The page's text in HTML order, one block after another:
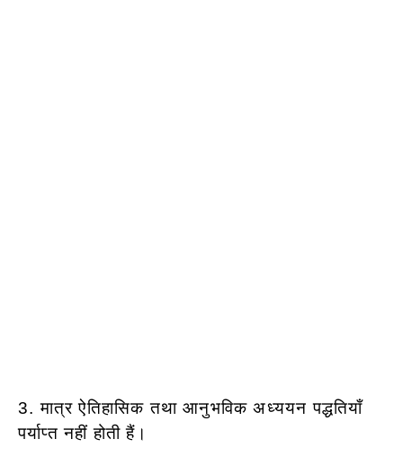
3. मात्र ऐतिहासिक तथा आनुभविक अध्ययन पद्धतियाँ
पर्याप्त नहीं होती हैं।